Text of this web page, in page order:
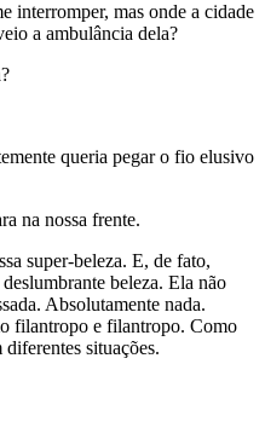
interromper, mas onde a cidade
a ambulância dela?
queria pegar o fio elusivo
na nossa frente.
super-beleza. E, de fato,
beleza. Ela não
Absolutamente nada.
filantropo e filantropo. Como
diferentes situações.